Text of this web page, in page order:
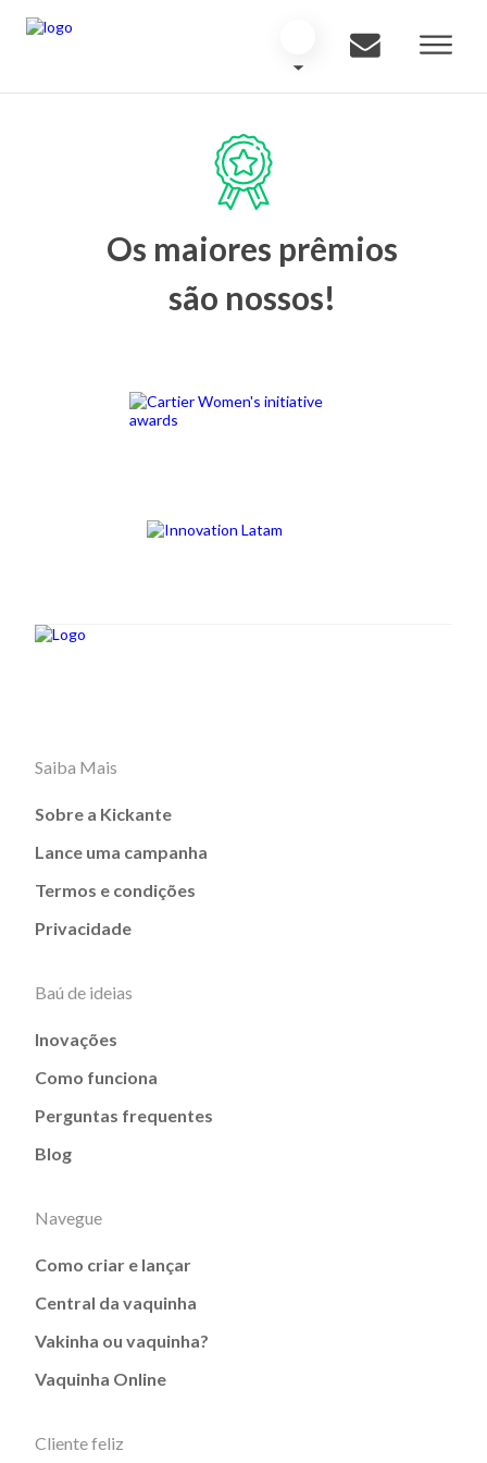
Os maiores prêmios
são nossos!
Saiba Mais
Sobre a Kickante
Lance uma campanha
Termos e condições
Privacidade
Baú de ideias
Inovações
Como funciona
Perguntas frequentes
Blog
Navegue
Como criar e lançar
Central da vaquinha
Vakinha ou vaquinha?
Vaquinha Online
Cliente feliz